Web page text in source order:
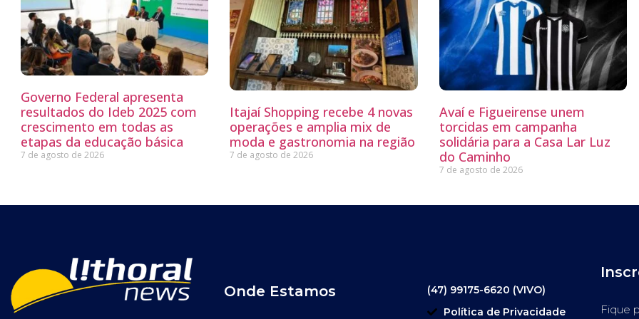
Governo Federal apresenta
resultados do Ideb 2025 com
crescimento em todas as
etapas da educação básica
7 de agosto de 2026
Itajaí Shopping recebe 4 novas
operações e amplia mix de
moda e gastronomia na região
7 de agosto de 2026
Avaí e Figueirense unem
torcidas em campanha
solidária para a Casa Lar Luz
do Caminho
7 de agosto de 2026
Onde Estamos
(47) 99175-6620 (VIVO)
Política de Privacidade
Fique